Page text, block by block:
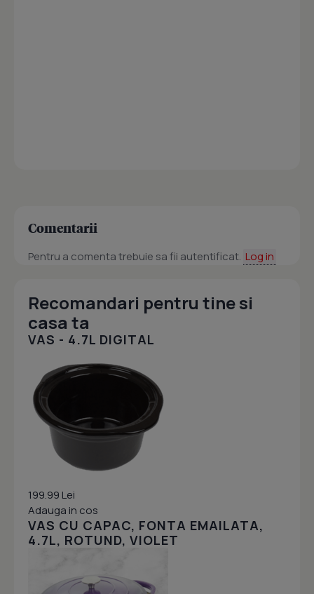
Comentarii
Pentru a comenta trebuie sa fii autentificat. Log in
Recomandari pentru tine si
casa ta
VAS - 4.7L DIGITAL
199.99 Lei
Adauga in cos
VAS CU CAPAC, FONTA EMAILATA,
4.7L, ROTUND, VIOLET